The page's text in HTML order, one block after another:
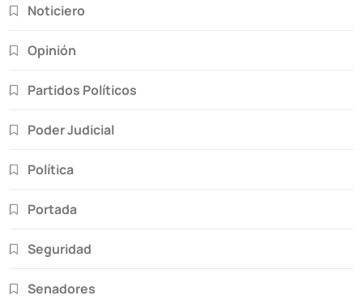
Noticiero
Opinión
Partidos Políticos
Poder Judicial
Política
Portada
Seguridad
Senadores